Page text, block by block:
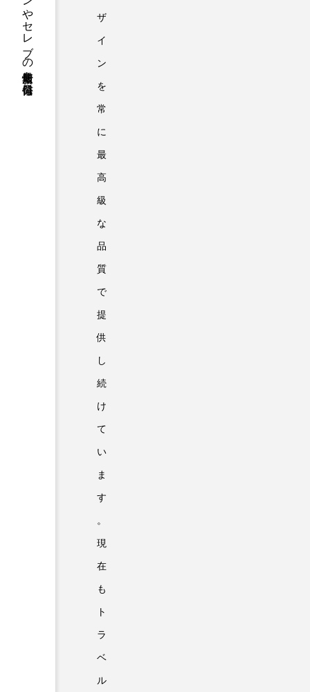
ザ
イ
ン
を
常
に
最
高
級
な
品
質
で
提
供
し
続
け
て
い
ま
す
。
現
在
も
ト
ラ
ベ
ル